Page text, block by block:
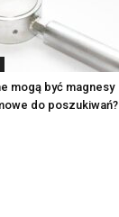
mogą być magnesy
do poszukiwań?